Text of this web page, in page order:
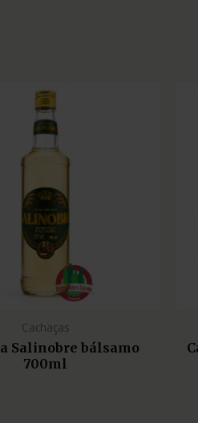
Cachaças
Salinobre bálsamo
700ml